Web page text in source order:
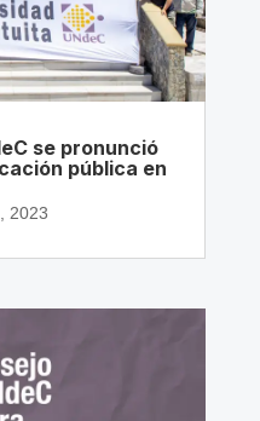
se pronunció
pública en
2023